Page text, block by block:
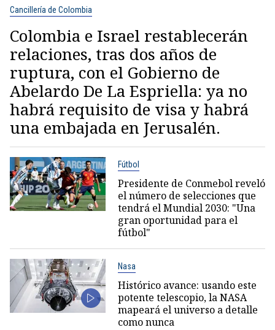
Cancillería de Colombia
Colombia e Israel restablecerán
relaciones, tras dos años de
ruptura, con el Gobierno de
Abelardo De La Espriella: ya no
habrá requisito de visa y habrá
una embajada en Jerusalén.
Fútbol
Presidente de Conmebol reveló
el número de selecciones que
tendrá el Mundial 2030: "Una
gran oportunidad para el
fútbol"
Nasa
Histórico avance: usando este
potente telescopio, la NASA
mapeará el universo a detalle
como nunca